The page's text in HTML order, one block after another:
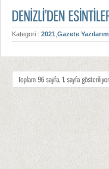
Kategori : 2021,Gazete Yazılarım